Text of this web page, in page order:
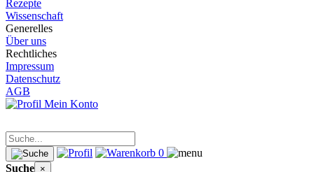
Rezepte
Wissenschaft
Generelles
Über uns
Rechtliches
Impressum
Datenschutz
AGB
Mein Konto
0
Suche ×